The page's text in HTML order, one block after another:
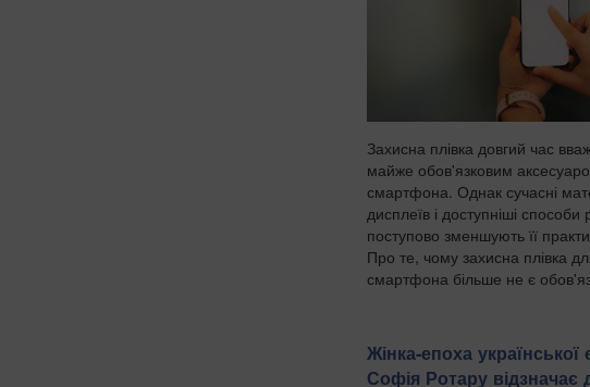
Захисна плівка довгий час
майже обов'язковим
смартфона. Однак сучасні
дисплеїв і доступніші способи
поступово зменшують її
Про те, чому захисна плівка
смартфона більше не є
Жінка-епоха української
Софія Ротару відзначає